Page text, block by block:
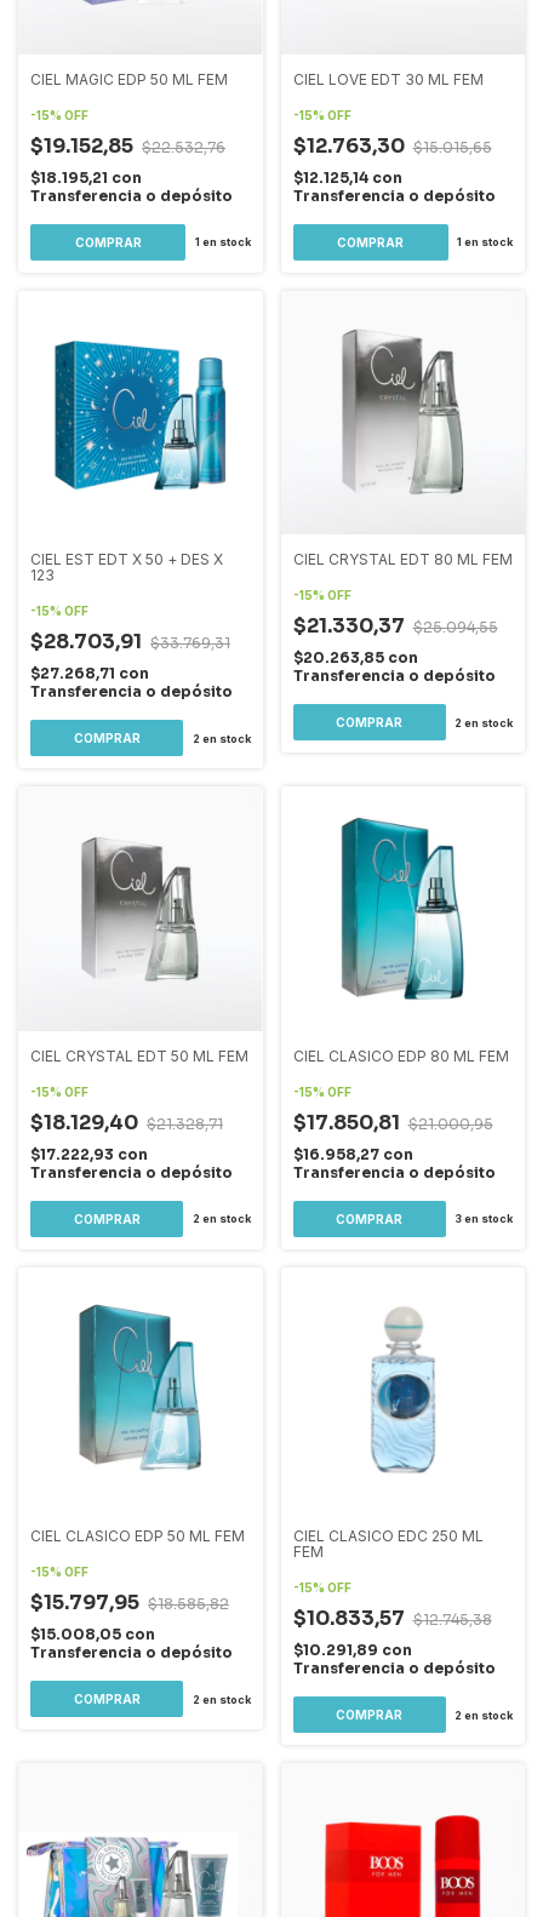
CIEL MAGIC EDP 50 ML FEM
-15% OFF
$19.152,85 $22.532,76
$18.195,21 con
Transferencia o depósito
1 en stock
CIEL LOVE EDT 30 ML FEM
-15% OFF
$12.763,30 $15.015,65
$12.125,14 con
Transferencia o depósito
1 en stock
CIEL EST EDT X 50 + DES X
123
-15% OFF
$28.703,91 $33.769,31
$27.268,71 con
Transferencia o depósito
2 en stock
CIEL CRYSTAL EDT 80 ML FEM
-15% OFF
$21.330,37 $25.094,55
$20.263,85 con
Transferencia o depósito
2 en stock
CIEL CRYSTAL EDT 50 ML FEM
-15% OFF
$18.129,40 $21.328,71
$17.222,93 con
Transferencia o depósito
2 en stock
CIEL CLASICO EDP 80 ML FEM
-15% OFF
$17.850,81 $21.000,95
$16.958,27 con
Transferencia o depósito
3en stock
CIEL CLASICO EDP 50 ML FEM
-15% OFF
$15.797,95 $18.585,82
$15.008,05 con
Transferencia o depósito
2 en stock
CIEL CLASICO EDC 250 ML
FEM
-15% OFF
$10.833,57 $12.745,38
$10.291,89 con
Transferencia o depósito
2 en stock